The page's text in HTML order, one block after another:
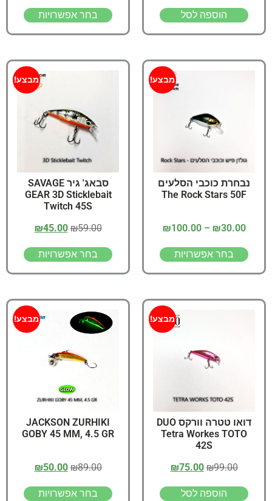
הוספה לסל בחר אפשרויות
מבצע!
נבחרת כוכבי הסלעים
The Rock Stars 50F
₪30.00
–
₪100.00
בחר אפשרויות
מבצע!
סבאג' גיר SAVAGE
GEAR 3D Sticklebait
Twitch 45S
₪59.00
₪45.00
בחר אפשרויות
מבצע!
דואו טטרה וורקס DUO
Tetra Workes TOTO
42S
₪99.00
₪75.00
הוספה לסל
מבצע!
JACKSON ZURHIKI
GOBY 45 MM, 4.5 GR
₪89.00
₪50.00
בחר אפשרויות